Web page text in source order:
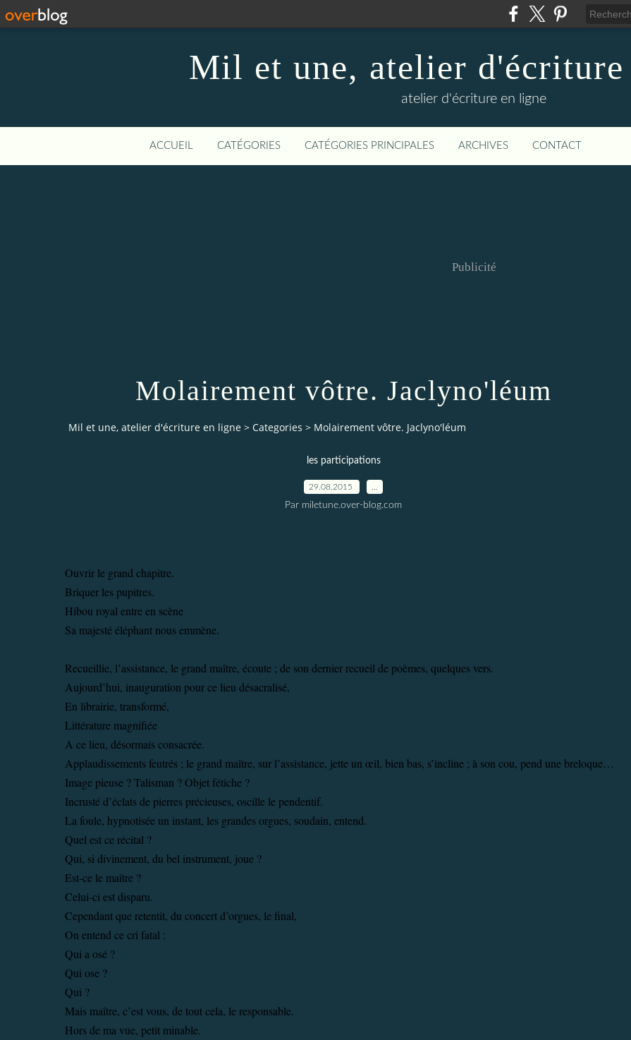
Mil et une, atelier
atelier d'écriture en ligne
ACCUEIL CATÉGORIES CATÉGORIES PRINCIPALES ARCHIVES CONTACT
Publicité
Molairement vôtre. Jaclyno'léum
Mil et une, atelier d'écriture en ligne > Categories > Molairement vôtre. Jaclyno'léum
les participations
29.08.2015
Par miletune.over-blog.com
Ouvrir le grand chapitre.
Briquer les pupitres.
Hibou royal entre en scène
Sa majesté éléphant nous emmène.
Recueillie, l’assistance, le grand maître, écoute ; de son dernier recueil de poèmes, quelques vers.
Aujourd’hui, inauguration pour ce lieu désacralisé,
En librairie, transformé,
Littérature magnifiée
A ce lieu, désormais consacrée.
Applaudissements feutrés ; le grand maître, sur l’assistance, jette un œil, bien bas, s’incline ; à son cou, pend une breloque…
Image pieuse ? Talisman ? Objet fétiche ?
Incrusté d’éclats de pierres précieuses, oscille le pendentif.
La foule, hypnotisée un instant, les grandes orgues, soudain, entend.
Quel est ce récital ?
Qui, si divinement, du bel instrument, joue ?
Est-ce le maître ?
Celui-ci est disparu.
Cependant que retentit, du concert d’orgues, le final,
On entend ce cri fatal :
Qui a osé ?
Qui ose ?
Qui ?
Mais maître, c’est vous, de tout cela, le responsable.
Hors de ma vue, petit minable.